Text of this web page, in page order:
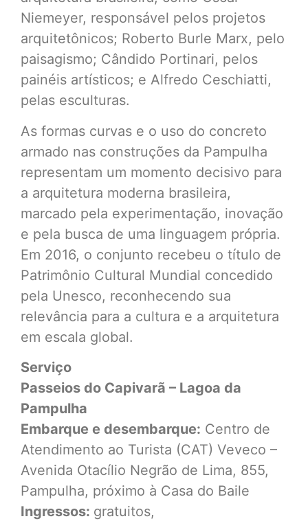
Niemeyer, responsável pelos projetos
arquitetônicos; Roberto Burle Marx, pelo
paisagismo; Cândido Portinari, pelos
painéis artísticos; e Alfredo Ceschiatti,
pelas esculturas.
As formas curvas e o uso do concreto
armado nas construções da Pampulha
representam um momento decisivo para
a arquitetura moderna brasileira,
marcado pela experimentação, inovação
e pela busca de uma linguagem própria.
Em 2016, o conjunto recebeu o título de
Patrimônio Cultural Mundial concedido
pela Unesco, reconhecendo sua
relevância para a cultura e a arquitetura
em escala global.
Serviço
Passeios do Capivarã – Lagoa da
Pampulha
Embarque e desembarque: Centro de
Atendimento ao Turista (CAT) Veveco –
Avenida Otacílio Negrão de Lima, 855,
Pampulha, próximo à Casa do Baile
Ingressos: gratuitos,